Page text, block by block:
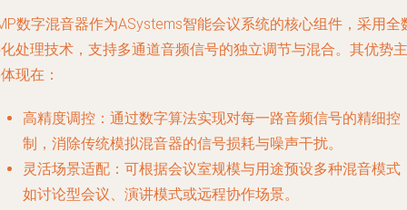
数字混音器作为ASystems智能会议系统的核心组件，采用全
处理技术，支持多通道音频信号的独立调节与混合。其优势主
现在：
高精度调控 ：通过数字算法实现对每一路音频信号的精细控
制，消除传统模拟混音器的信号损耗与噪声干扰。
灵活场景适配 ：可根据会议室规模与用途预设多种混音模式
如讨论型会议、演讲模式或远程协作场景。